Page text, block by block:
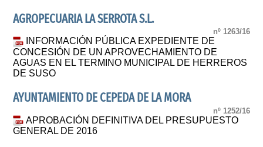
AGROPECUARIA LA SERROTA S.L.
nº 1263/16
INFORMACIÓN PÚBLICA EXPEDIENTE DE
CONCESIÓN DE UN APROVECHAMIENTO DE
AGUAS EN EL TERMINO MUNICIPAL DE HERREROS
DE SUSO
AYUNTAMIENTO DE CEPEDA DE LA MORA
nº 1252/16
APROBACIÓN DEFINITIVA DEL PRESUPUESTO
GENERAL DE 2016